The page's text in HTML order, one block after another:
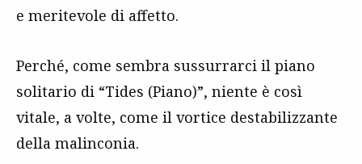
e meritevole di affetto.
Perché, come sembra sussurrarci il piano
solitario di “Tides (Piano)”, niente è così
vitale, a volte, come il vortice destabilizzante
della malinconia.